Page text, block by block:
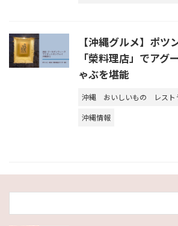
【沖縄グルメ】ポツ
「榮料理店」でアグ
ゃぶを堪能
沖縄 おいしいもの レス
沖縄情報